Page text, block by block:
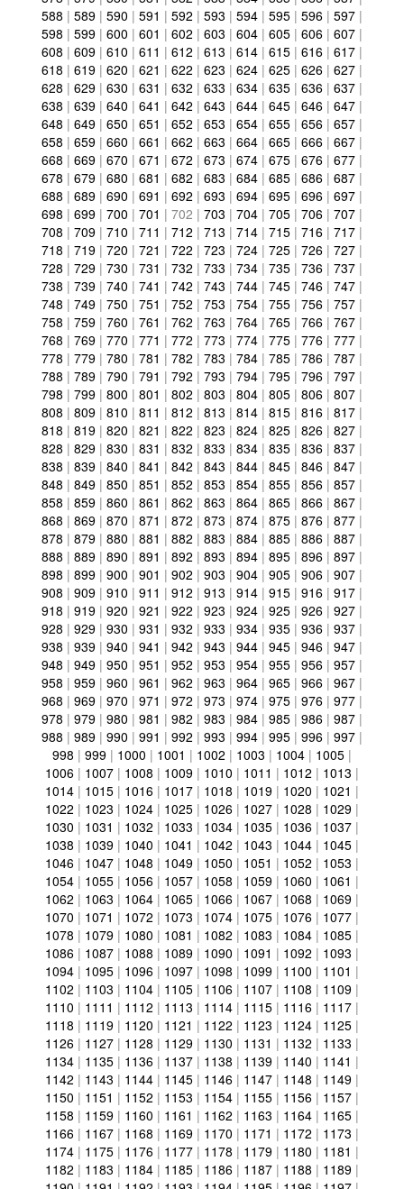
588 | 589 | 590 | 591 | 592 | 593 | 594 | 595 | 596 | 597 |
598 | 599 | 600 | 601 | 602 | 603 | 604 | 605 | 606 | 607 |
608 | 609 | 610 | 611 | 612 | 613 | 614 | 615 | 616 | 617 |
618 | 619 | 620 | 621 | 622 | 623 | 624 | 625 | 626 | 627 |
628 | 629 | 630 | 631 | 632 | 633 | 634 | 635 | 636 | 637 |
638 | 639 | 640 | 641 | 642 | 643 | 644 | 645 | 646 | 647 |
648 | 649 | 650 | 651 | 652 | 653 | 654 | 655 | 656 | 657 |
658 | 659 | 660 | 661 | 662 | 663 | 664 | 665 | 666 | 667 |
668 | 669 | 670 | 671 | 672 | 673 | 674 | 675 | 676 | 677 |
678 | 679 | 680 | 681 | 682 | 683 | 684 | 685 | 686 | 687 |
688 | 689 | 690 | 691 | 692 | 693 | 694 | 695 | 696 | 697 |
698 | 699 | 700 | 701 | 702 | 703 | 704 | 705 | 706 | 707 |
708 | 709 | 710 | 711 | 712 | 713 | 714 | 715 | 716 | 717 |
718 | 719 | 720 | 721 | 722 | 723 | 724 | 725 | 726 | 727 |
728 | 729 | 730 | 731 | 732 | 733 | 734 | 735 | 736 | 737 |
738 | 739 | 740 | 741 | 742 | 743 | 744 | 745 | 746 | 747 |
748 | 749 | 750 | 751 | 752 | 753 | 754 | 755 | 756 | 757 |
758 | 759 | 760 | 761 | 762 | 763 | 764 | 765 | 766 | 767 |
768 | 769 | 770 | 771 | 772 | 773 | 774 | 775 | 776 | 777 |
778 | 779 | 780 | 781 | 782 | 783 | 784 | 785 | 786 | 787 |
788 | 789 | 790 | 791 | 792 | 793 | 794 | 795 | 796 | 797 |
798 | 799 | 800 | 801 | 802 | 803 | 804 | 805 | 806 | 807 |
808 | 809 | 810 | 811 | 812 | 813 | 814 | 815 | 816 | 817 |
818 | 819 | 820 | 821 | 822 | 823 | 824 | 825 | 826 | 827 |
828 | 829 | 830 | 831 | 832 | 833 | 834 | 835 | 836 | 837 |
838 | 839 | 840 | 841 | 842 | 843 | 844 | 845 | 846 | 847 |
848 | 849 | 850 | 851 | 852 | 853 | 854 | 855 | 856 | 857 |
858 | 859 | 860 | 861 | 862 | 863 | 864 | 865 | 866 | 867 |
868 | 869 | 870 | 871 | 872 | 873 | 874 | 875 | 876 | 877 |
878 | 879 | 880 | 881 | 882 | 883 | 884 | 885 | 886 | 887 |
888 | 889 | 890 | 891 | 892 | 893 | 894 | 895 | 896 | 897 |
898 | 899 | 900 | 901 | 902 | 903 | 904 | 905 | 906 | 907 |
908 | 909 | 910 | 911 | 912 | 913 | 914 | 915 | 916 | 917 |
918 | 919 | 920 | 921 | 922 | 923 | 924 | 925 | 926 | 927 |
928 | 929 | 930 | 931 | 932 | 933 | 934 | 935 | 936 | 937 |
938 | 939 | 940 | 941 | 942 | 943 | 944 | 945 | 946 | 947 |
948 | 949 | 950 | 951 | 952 | 953 | 954 | 955 | 956 | 957 |
958 | 959 | 960 | 961 | 962 | 963 | 964 | 965 | 966 | 967 |
968 | 969 | 970 | 971 | 972 | 973 | 974 | 975 | 976 | 977 |
978 | 979 | 980 | 981 | 982 | 983 | 984 | 985 | 986 | 987 |
988 | 989 | 990 | 991 | 992 | 993 | 994 | 995 | 996 | 997 |
998 | 999 | 1000 | 1001 | 1002 | 1003 | 1004 | 1005 |
1006 | 1007 | 1008 | 1009 | 1010 | 1011 | 1012 | 1013 |
1014 | 1015 | 1016 | 1017 | 1018 | 1019 | 1020 | 1021 |
1022 | 1023 | 1024 | 1025 | 1026 | 1027 | 1028 | 1029 |
1030 | 1031 | 1032 | 1033 | 1034 | 1035 | 1036 | 1037 |
1038 | 1039 | 1040 | 1041 | 1042 | 1043 | 1044 | 1045 |
1046 | 1047 | 1048 | 1049 | 1050 | 1051 | 1052 | 1053 |
1054 | 1055 | 1056 | 1057 | 1058 | 1059 | 1060 | 1061 |
1062 | 1063 | 1064 | 1065 | 1066 | 1067 | 1068 | 1069 |
1070 | 1071 | 1072 | 1073 | 1074 | 1075 | 1076 | 1077 |
1078 | 1079 | 1080 | 1081 | 1082 | 1083 | 1084 | 1085 |
1086 | 1087 | 1088 | 1089 | 1090 | 1091 | 1092 | 1093 |
1094 | 1095 | 1096 | 1097 | 1098 | 1099 | 1100 | 1101 |
1102 | 1103 | 1104 | 1105 | 1106 | 1107 | 1108 | 1109 |
1110 | 1111 | 1112 | 1113 | 1114 | 1115 | 1116 | 1117 |
1118 | 1119 | 1120 | 1121 | 1122 | 1123 | 1124 | 1125 |
1126 | 1127 | 1128 | 1129 | 1130 | 1131 | 1132 | 1133 |
1134 | 1135 | 1136 | 1137 | 1138 | 1139 | 1140 | 1141 |
1142 | 1143 | 1144 | 1145 | 1146 | 1147 | 1148 | 1149 |
1150 | 1151 | 1152 | 1153 | 1154 | 1155 | 1156 | 1157 |
1158 | 1159 | 1160 | 1161 | 1162 | 1163 | 1164 | 1165 |
1166 | 1167 | 1168 | 1169 | 1170 | 1171 | 1172 | 1173 |
1174 | 1175 | 1176 | 1177 | 1178 | 1179 | 1180 | 1181 |
1182 | 1183 | 1184 | 1185 | 1186 | 1187 | 1188 | 1189 |